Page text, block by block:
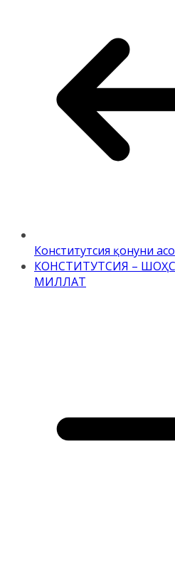
Конститутсия қонуни
КОНСТИТУТСИЯ –
МИЛЛАТ